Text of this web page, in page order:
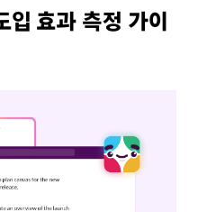
효과 측정 가이